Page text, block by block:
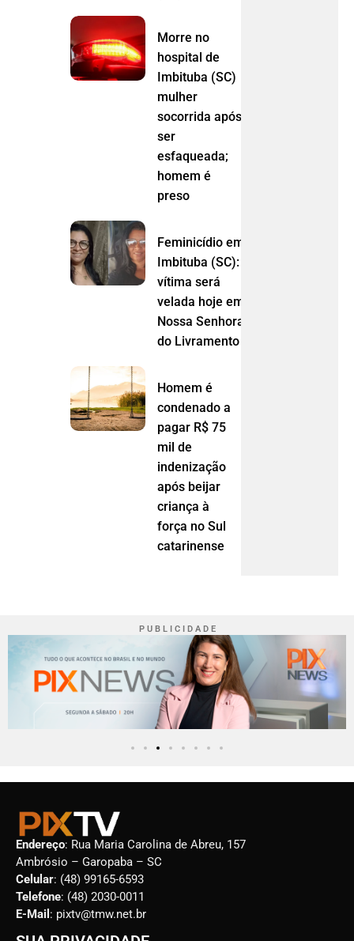
Morre no
hospital de
Imbituba (SC)
mulher
socorrida após
ser
esfaqueada;
homem é
preso
Feminicídio em
Imbituba (SC):
vítima será
velada hoje em
Nossa Senhora
do Livramento (MT)
Homem é
condenado a
pagar R$ 75
mil de
indenização
após beijar
criança à
força no Sul
catarinense
P U B L I C I D A D E
Endereço: Rua Maria Carolina de Abreu, 157
Ambrósio – Garopaba – SC
Celular: (48) 99165-6593
Telefone: (48) 2030-0011
E-Mail : pixtv@tmw.net.br